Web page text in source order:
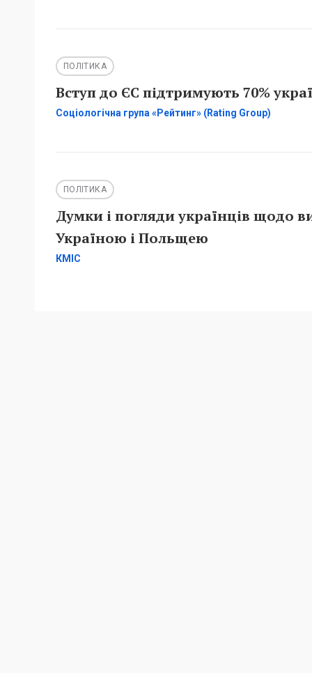
ПОЛІТИКА
Вступ до ЄС підтримують 70%
Соціологічна група «Рейтинг» (Rating Group)
ПОЛІТИКА
Думки і погляди українців щодо
Україною і Польщею
КМІС